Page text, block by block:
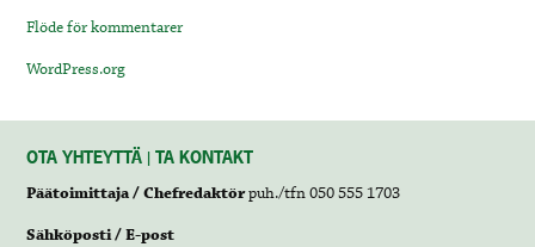
Flöde för kommentarer
WordPress.org
OTA YHTEYTTÄ | TA KONTAKT
Päätoimittaja / Chefredaktörpuh./tfn 050 555 1703
Sähköposti / E-post